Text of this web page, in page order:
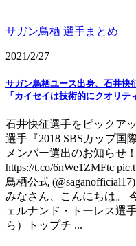
サガン鳥栖 選手まとめ
2021/2/27
サガン鳥栖ユース出身、石井快
「カイセイは技術的にクオリテ
石井快征選手をピックア
選手『2018 SBSカップ国
メンバー選出のお知らせ
https://t.co/6nWe1ZMFtc
鳥栖公式
みなさん、こんにちは。
ェルナンド・トーレス選
ら）トップチ ...